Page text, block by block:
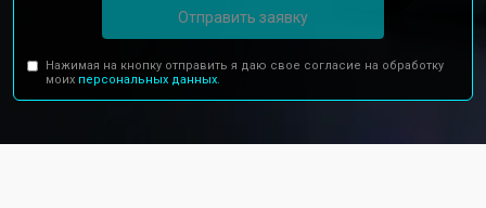
Отправить заявку
Нажимая на кнопку отправить я даю свое согласие на обработку
моих персональных данных.